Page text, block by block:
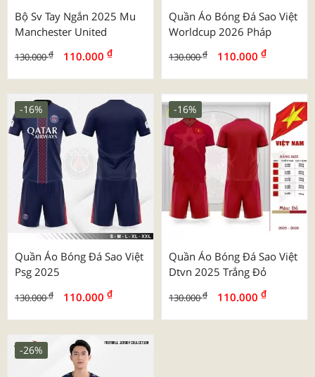
Bộ Sv Tay Ngắn 2025 Mu
Manchester United
130.000₫ 110.000 ₫
Quần Áo Bóng Đá Sao Việt
Worldcup 2026 Pháp
130.000₫ 110.000 ₫
Quần Áo Bóng Đá Sao Việt
Psg 2025
130.000₫ 110.000 ₫
-16%
Quần Áo Bóng Đá Sao Việt
Dtvn 2025 Trắng Đỏ
130.000₫ 110.000 ₫
-16%
-26%